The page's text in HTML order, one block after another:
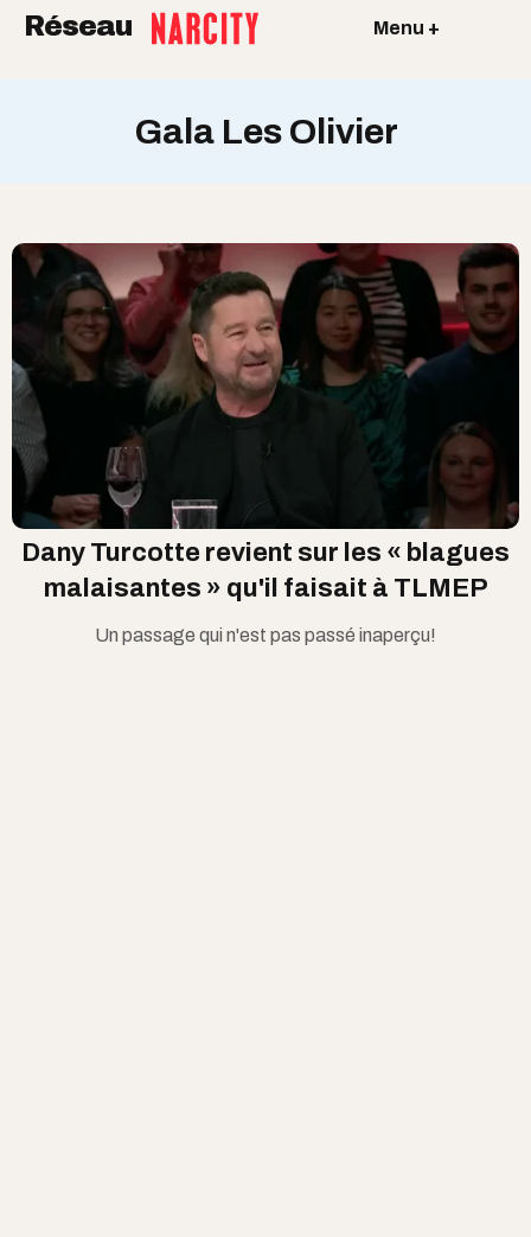
Réseau Menu +
Gala Les Olivier
Dany Turcotte revient sur les « blagues
malaisantes » qu'il faisait à TLMEP
Un passage qui n'est pas passé inaperçu!